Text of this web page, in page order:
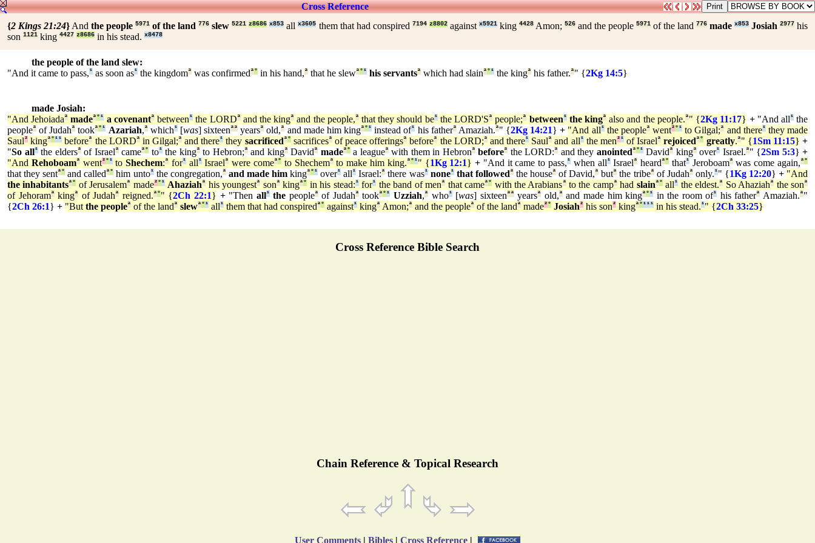
Cross Reference
{2 Kings 21:24} Andthe people5971 of the land776 slew 5221 z8686 x853 allx3605 them that had conspired 7194 z8802against x5921king 4428Amon; 526and the people 5971of the land776 madex853 Josiah 2977 his
son 1121 king 4427 z8686 in his stead. x8478
the people of the land slew:
"And it came to pass,¹ as soon as¹ the kingdomª was confirmedª° in his hand,ª that he slewª°¹ his servantsª which had slainª°¹ the kingª his father.ª" {2Kg 14:5}
made Josiah:
"And Jehoiadaª madeª°¹ a covenantª between¹ the LORDª and the kingª and the people,ª that they should be¹the LORD'Sª people;ª between¹the kingª also and the people.ª" {2Kg 11:17} + "And all¹the
peopleª of Judahª tookª°¹ Azariah,ªwhich¹[was] sixteenªª yearsª old,ª and made him kingª°¹ instead of¹ his fatherªAmaziah.ª" {2Kg 14:21} + "And all¹the peopleª went²°¹ to Gilgal;ª and there¹they made
Saul² kingª°¹¹ beforeª the LORDª in Gilgal;ª and there¹ they sacrificedª°sacrificesª of peace offeringsª beforeª the LORD;ª and there¹ Saulª and all¹the men²¹of Israelª rejoicedª° greatly.ª" {1Sm 11:15} +
"So all¹the eldersªof Israelªcameª° to¹the kingªto Hebron;ªand kingªDavidª madeª°a leagueªwith them in Hebronª beforeª the LORD:ª and they anointedª°¹Davidª kingªover¹ Israel.ª" {2Sm 5:3} +
"And Rehoboamª went²°¹toShechem:ª for¹all¹Israelª were comeª° to Shechemª to make him king.ª°¹" {1Kg 12:1} + "And it came to pass,¹when all¹Israelª heardª° that¹Jeroboamªwas come again,ª°
that they sentª° and calledª° him unto¹the congregation,ª and made him kingª°¹ over¹ all¹ Israel:ª there was¹ none¹that followedªthe houseª of David,ª butª the tribeªof Judahªonly.¹" {1Kg 12:20} + "And
the inhabitantsª° of Jerusalemª made²°¹ Ahaziahª his youngestª sonª kingª° in his stead:¹for¹ the band of menª that cameª° with the Arabiansª to the campª had slainª°all¹ the eldest.ª So Ahaziahª the sonª
of Jehoramª kingª of Judahª reigned.ª°" {2Ch 22:1} + "Then all¹the peopleªof Judahªtookª°¹ Uzziah,ª who¹[was] sixteenªªyearsª old,ªand made him kingª°¹ in the room of¹ his fatherª Amaziah.ª"
{2Ch 26:1} + "But the peopleª of the landª slewª°¹ all¹ them that had conspiredª° against¹ kingª Amon;ª and the peopleª of the landª made²° Josiah² his son² kingª°¹¹¹ in his stead.¹" {2Ch 33:25}
Cross Reference Bible Search
Chain Reference & Topical Research
User Comments | Bibles | Cross Reference |